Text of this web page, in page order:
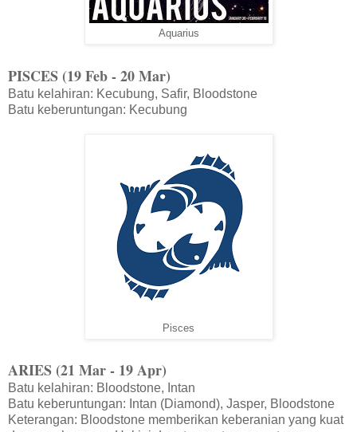
Aquarius
PISCES (19 Feb - 20 Mar)
Batu kelahiran: Kecubung, Safir, Bloodstone
Batu keberuntungan: Kecubung
Pisces
ARIES (21 Mar - 19 Apr)
Batu kelahiran: Bloodstone, Intan
Batu keberuntungan: Intan (Diamond), Jasper, Bloodstone
Keterangan: Bloodstone memberikan keberanian yang kuat